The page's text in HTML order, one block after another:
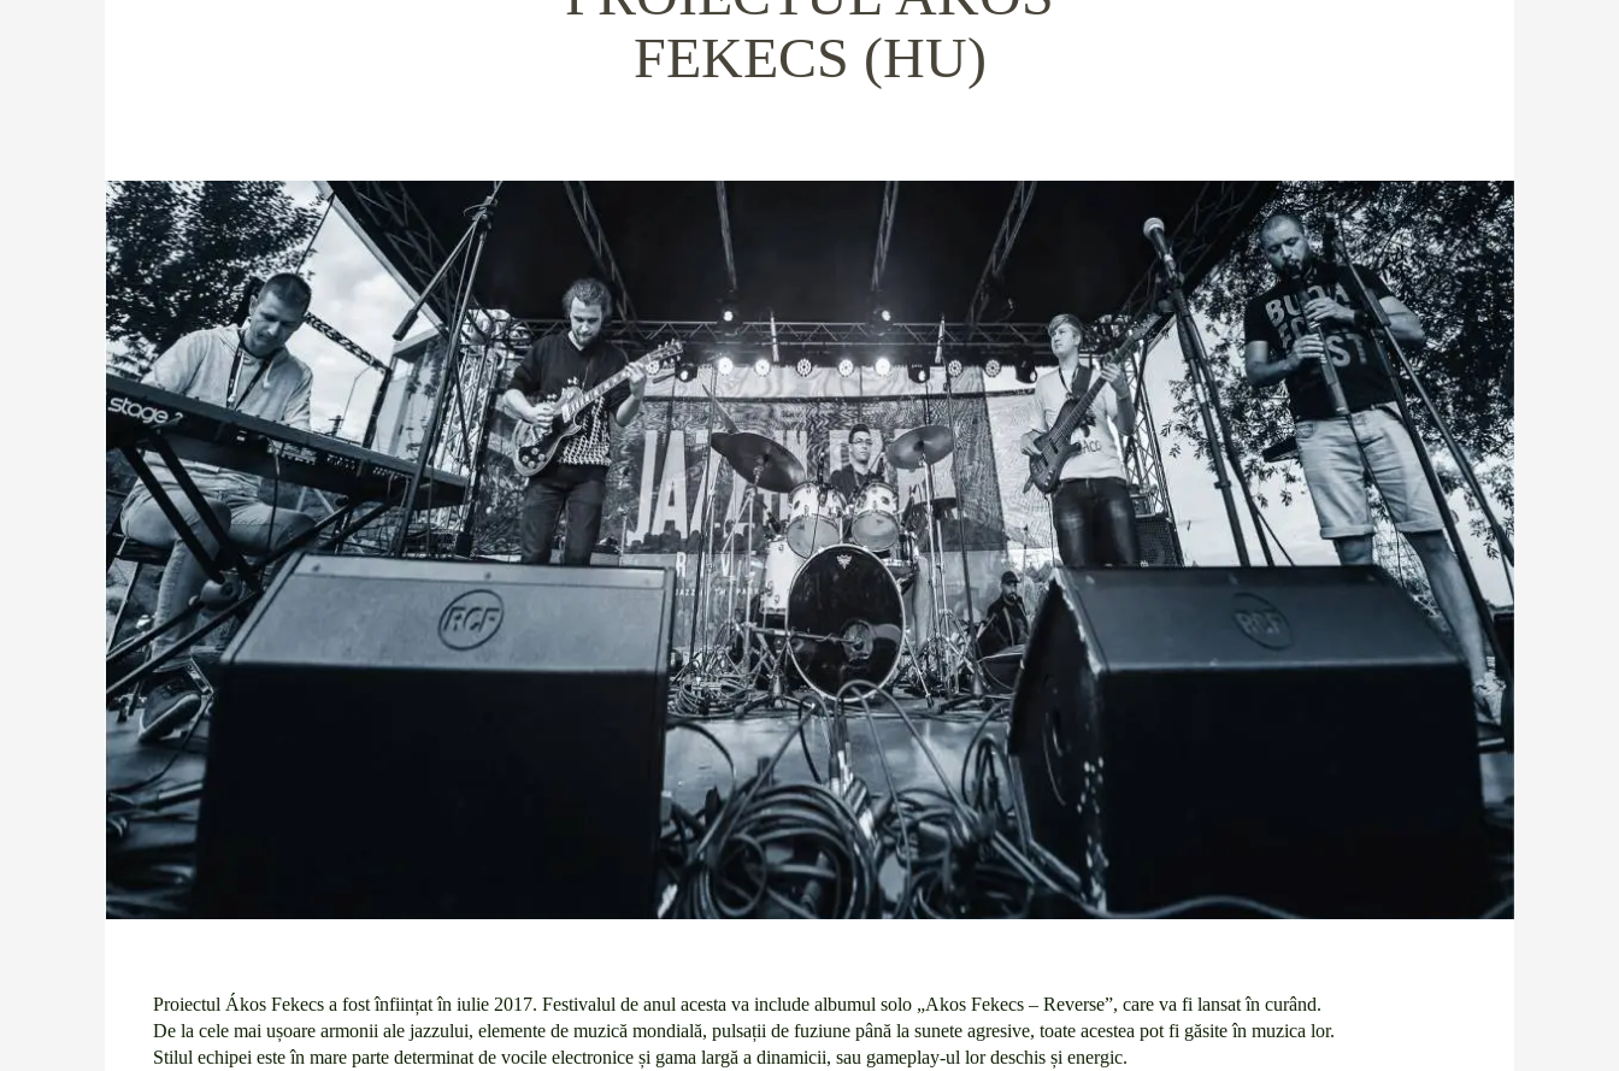
FEKECS (HU)
Proiectul Ákos Fekecs a fost înființat în iulie 2017. Festivalul de anul acesta va include albumul solo „Akos Fekecs – Reverse”, care va fi lansat în curând.
De la cele mai ușoare armonii ale jazzului, elemente de muzică mondială, pulsații de fuziune până la sunete agresive, toate acestea pot fi găsite în muzica lor.
Stilul echipei este în mare parte determinat de vocile electronice și gama largă a dinamicii, sau gameplay-ul lor deschis și energic.